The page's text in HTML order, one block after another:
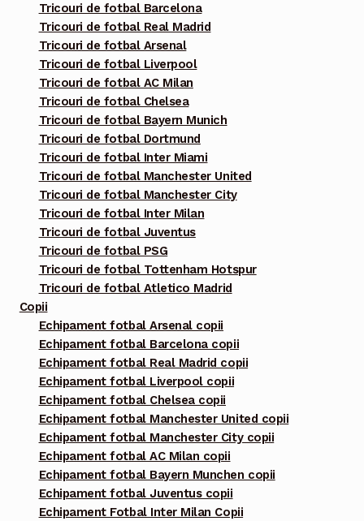
Tricouri de fotbal Barcelona
Tricouri de fotbal Real Madrid
Tricouri de fotbal Arsenal
Tricouri de fotbal Liverpool
Tricouri de fotbal AC Milan
Tricouri de fotbal Chelsea
Tricouri de fotbal Bayern Munich
Tricouri de fotbal Dortmund
Tricouri de fotbal Inter Miami
Tricouri de fotbal Manchester United
Tricouri de fotbal Manchester City
Tricouri de fotbal Inter Milan
Tricouri de fotbal Juventus
Tricouri de fotbal PSG
Tricouri de fotbal Tottenham Hotspur
Tricouri de fotbal Atletico Madrid
Copii
Echipament fotbal Arsenal copii
Echipament fotbal Barcelona copii
Echipament fotbal Real Madrid copii
Echipament fotbal Liverpool copii
Echipament fotbal Chelsea copii
Echipament fotbal Manchester United copii
Echipament fotbal Manchester City copii
Echipament fotbal AC Milan copii
Echipament fotbal Bayern Munchen copii
Echipament fotbal Juventus copii
Echipament Fotbal Inter Milan Copii